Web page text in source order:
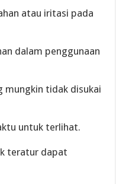
atau iritasi pada
dalam penggunaan
mungkin tidak disukai
untuk terlihat.
teratur dapat